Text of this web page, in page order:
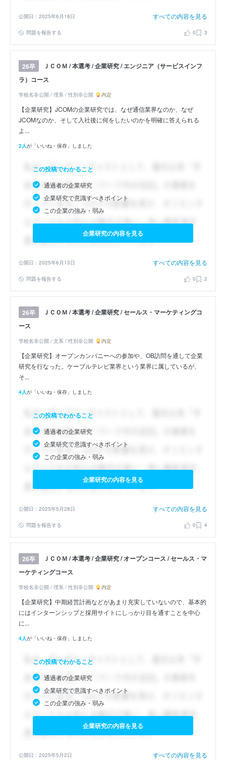
公開日：2025年6月18日 すべての内容を見る
問題を報告する 0 3
26卒
ＪＣＯＭ / 本選考 / 企業研究 / エンジニア（サービスインフ
ラ）コース
学校名非公開 / 理系 / 性別非公開 内定
【企業研究】JCOMの企業研究では、なぜ通信業界なのか、なぜ
JCOMなのか、そして入社後に何をしたいのかを明確に答えられる
よ...
2人が「いいね・保存」しました
この投稿でわかること
通過者の企業研究
企業研究で意識すべきポイント
この企業の強み・弱み
企業研究の内容を見る
公開日：2025年6月13日 すべての内容を見る
問題を報告する 0 2
26卒
ＪＣＯＭ / 本選考 / 企業研究 / セールス・マーケティングコ
ース
学校名非公開 / 文系 / 性別非公開 内定
【企業研究】オープンカンパニーへの参加や、OB訪問を通して企業
研究を行なった。ケーブルテレビ業界という業界に属しているが、
そ...
4人が「いいね・保存」しました
この投稿でわかること
通過者の企業研究
企業研究で意識すべきポイント
この企業の強み・弱み
企業研究の内容を見る
公開日：2025年5月28日 すべての内容を見る
問題を報告する 0 4
26卒
ＪＣＯＭ / 本選考 / 企業研究 / オープンコース / セールス・マ
ーケティングコース
学校名非公開 / 理系 / 性別非公開 内定
【企業研究】中期経営計画などがあまり充実していないので、基本的
にはインターンシップと採用サイトにしっかり目を通すことを中心
に...
4人が「いいね・保存」しました
この投稿でわかること
通過者の企業研究
企業研究で意識すべきポイント
この企業の強み・弱み
企業研究の内容を見る
公開日：2025年5月2日 すべての内容を見る